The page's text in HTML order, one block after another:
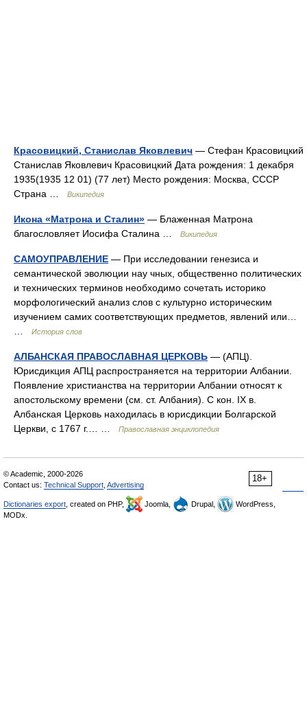
Красовицкий, Станислав Яковлевич — Стефан Красовицкий
Станислав Яковлевич Красовицкий Дата рождения: 1 декабря
1935(1935 12 01) (77 лет) Место рождения: Москва, СССР
Страна …
Википедия
Икона «Матрона и Сталин» — Блаженная Матрона
благословляет Иосифа Сталина …
Википедия
САМОУПРАВЛЕНИЕ — При исследовании генезиса и
семантической эволюции нау чных, общественно политических
и технических терминов необходимо сочетать историко
морфологический анализ слов с культурно историческим
изучением самих соответствующих предметов, явлений или…
История слов
АЛБАНСКАЯ ПРАВОСЛАВНАЯ ЦЕРКОВЬ — (АПЦ).
Юрисдикция АПЦ распространяется на территории Албании.
Появление христианства на территории Албании относят к
апостольскому времени (см. ст. Албания). С кон. IX в.
Албанская Церковь находилась в юрисдикции Болгарской
Церкви, с 1767 г.… …
Православная энциклопедия
18+
© Academic, 2000-2026
Contact us: Technical Support Advertising
Dictionaries export , created on PHP, Joomla, Drupal,
WordPress,
MODx.